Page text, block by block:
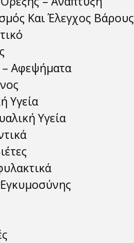
Και Έλεγχος Βάρους
Αφεψήματα
Υγεία
Υγεία